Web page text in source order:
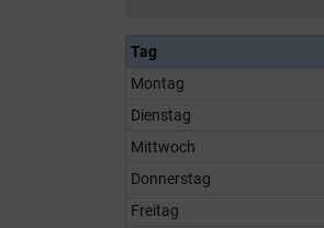
Tag
Montag
Dienstag
Mittwoch
Donnerstag
Freitag